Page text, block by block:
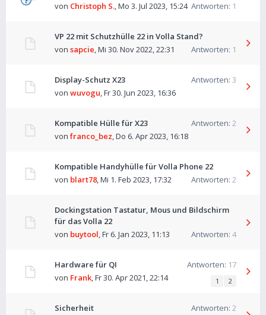
Antworten: 1
von Christoph S.,Mo 3. Jul 2023, 15:24
VP 22 mit Schutzhülle 22 in Volla Stand?
Antworten: 1
von sapcie,Mi 30. Nov 2022, 22:31
Display-Schutz X23 Antworten: 3
von wuvogu,Fr 30. Jun 2023, 16:36
Kompatible Hülle für X23 Antworten: 2
von franco_bez,Do 6. Apr 2023, 16:18
Kompatible Handyhülle für Volla Phone 22
Antworten: 2
von blart78,Mi 1. Feb 2023, 17:32
Dockingstation Tastatur, Mous und Bildschirm
für das Volla 22
Antworten: 4
von buytool,Fr 6. Jan 2023, 11:13
Hardware für QI Antworten: 17
von Frank,Fr 30. Apr 2021, 22:14 1 2
Sicherheit Antworten: 2